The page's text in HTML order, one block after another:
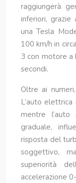
raggiungerà
inferiori, grazie
una Tesla
100 km/h in
3 con motore a
secondi.
Oltre ai
L’auto
mentre l’auto
graduale,
risposta del
soggettivo,
superiorità
accelerazione